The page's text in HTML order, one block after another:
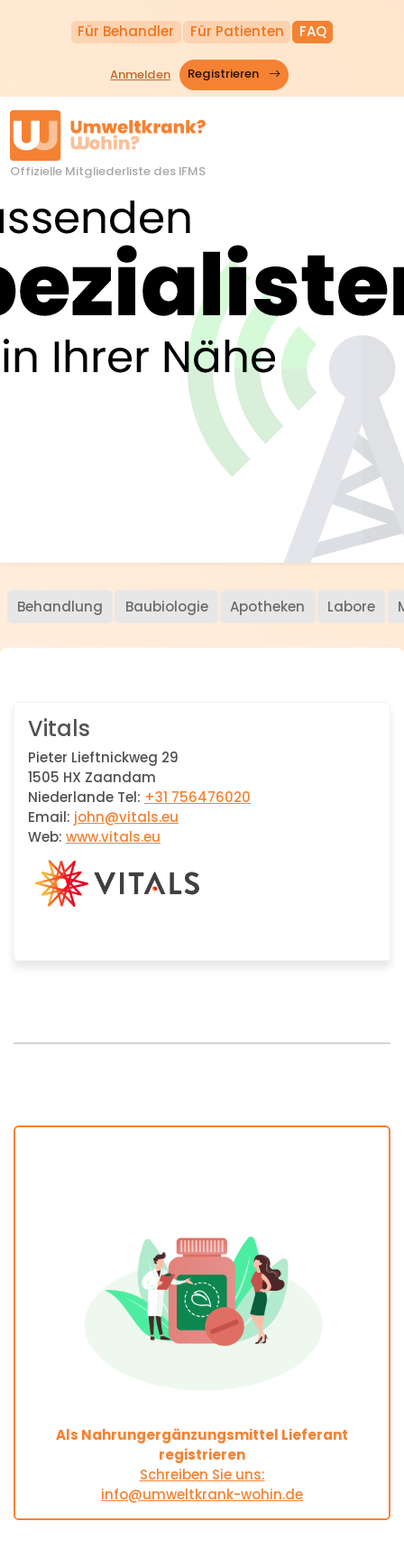
Für Behandler Für Patienten FAQ
Anmelden Registrieren
Offizielle Mitgliederliste des IFMS
Behandlung Baubiologie Apotheken Labore
Vitals
Pieter Lieftnickweg 29
1505 HX Zaandam
Niederlande Tel: +31 756476020
Email: john@vitals.eu
Web: www.vitals.eu
Als Nahrungergänzungsmittel Lieferant
registrieren
Schreiben Sie uns:
info@umweltkrank-wohin.de